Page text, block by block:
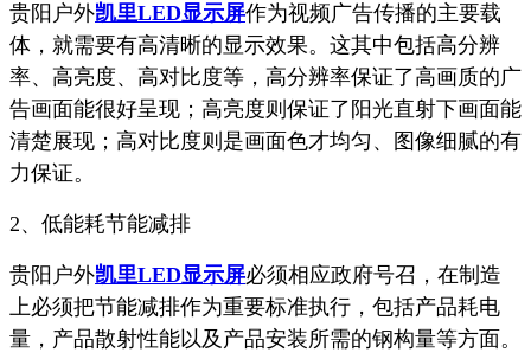
贵阳户外凯里LED显示屏作为视频广告传播的主要载
体，就需要有高清晰的显示效果。这其中包括高分辨
率、高亮度、高对比度等，高分辨率保证了高画质的广
告画面能很好呈现；高亮度则保证了阳光直射下画面能
清楚展现；高对比度则是画面色才均匀、图像细腻的有
力保证。
2、低能耗节能减排
贵阳户外凯里LED显示屏必须相应政府号召，在制造
上必须把节能减排作为重要标准执行，包括产品耗电
量，产品散射性能以及产品安装所需的钢构量等方面。